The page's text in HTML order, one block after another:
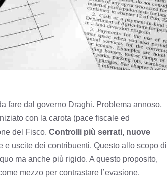
fare dal governo Draghi. Problema annoso,
con la carota (pace fiscale ed
del Fisco. Controlli più serrati, nuove
e uscite dei contribuenti. Questo allo scopo di
ma anche più rigido. A questo proposito,
mezzo per contrastare l’evasione.